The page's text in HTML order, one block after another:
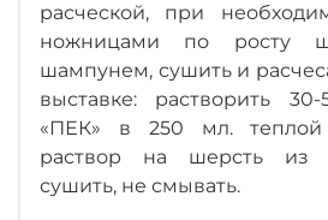
расческой, при
ножницами по росту
шампунем, сушить и
выставке: растворить
«ПЕК» в 250 мл. теплой
раствор на шерсть из
сушить, не смывать.